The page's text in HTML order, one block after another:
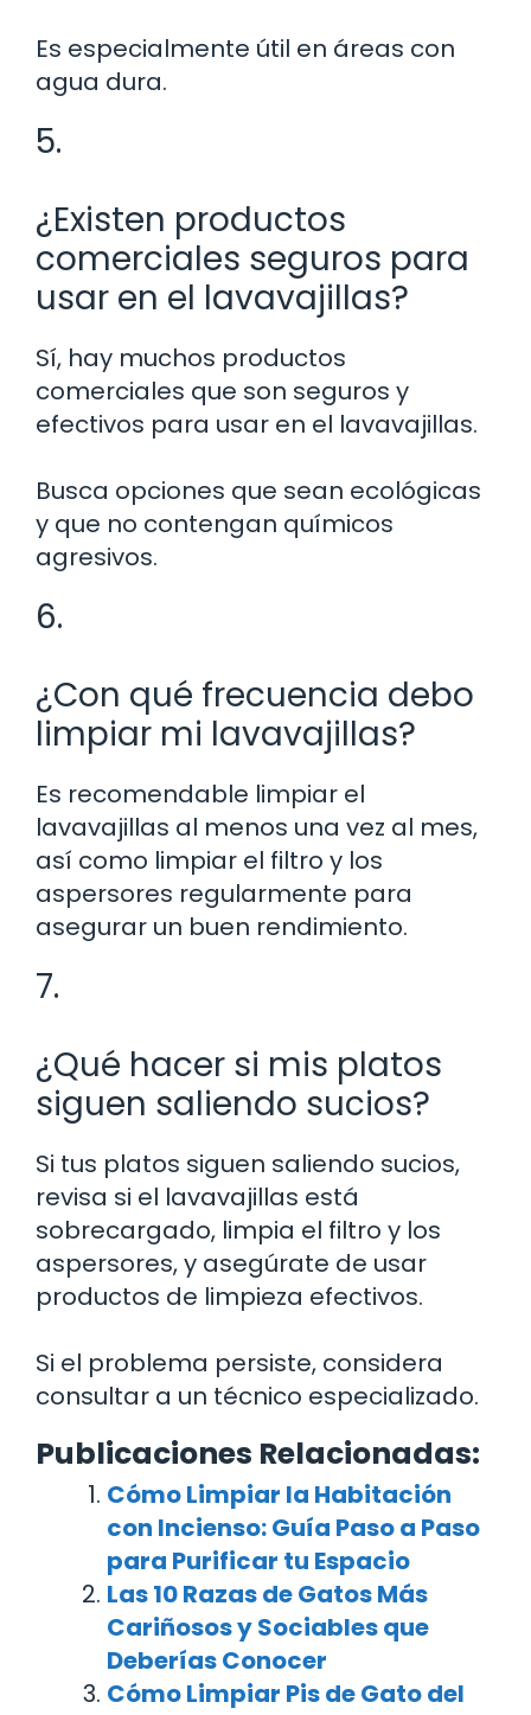
Es especialmente útil en áreas con
agua dura.
5.
¿Existen productos
comerciales seguros para
usar en el lavavajillas?
Sí, hay muchos productos
comerciales que son seguros y
efectivos para usar en el lavavajillas.
Busca opciones que sean ecológicas
y que no contengan químicos
agresivos.
6.
¿Con qué frecuencia debo
limpiar mi lavavajillas?
Es recomendable limpiar el
lavavajillas al menos una vez al mes,
así como limpiar el filtro y los
aspersores regularmente para
asegurar un buen rendimiento.
7.
¿Qué hacer si mis platos
siguen saliendo sucios?
Si tus platos siguen saliendo sucios,
revisa si el lavavajillas está
sobrecargado, limpia el filtro y los
aspersores, y asegúrate de usar
productos de limpieza efectivos.
Si el problema persiste, considera
consultar a un técnico especializado.
Publicaciones Relacionadas:
Cómo Limpiar la Habitación
con Incienso: Guía Paso a Paso
para Purificar tu Espacio
Las 10 Razas de Gatos Más
Cariñosos y Sociables que
Deberías Conocer
Cómo Limpiar Pis de Gato del